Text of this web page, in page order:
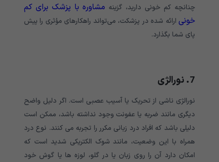
چنانچه کم خونی دارید، گزینه مشاوره با پزشک برای کم
خونی ارائه شده در پزشکت، می‌تواند راهکارهای مؤثری را پیش
پای شما بگذارد.
7. نورالژی
نورالژی ناشی از تحریک یا آسیب عصبی است. اگر دلیل واضح
دیگری مانند ضربه یا عفونت وجود نداشته باشد، ممکن است
دلیلی باشد که افراد درد زبانی مکرر را تجربه می کنند. نوع درد
همراه با این وضعیت، مانند شوک الکتریکی شدید است که
امکان دارد آن را روی زبان یا در گلو، لوزه ها یا گوش خود